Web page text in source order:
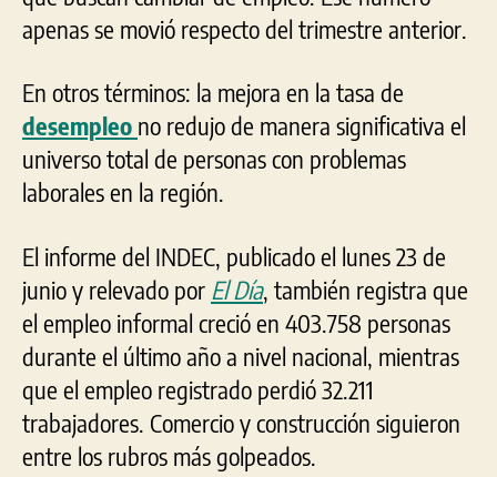
apenas se movió respecto del trimestre anterior.
En otros términos: la mejora en la tasa de
desempleo no redujo de manera significativa el
universo total de personas con problemas
laborales en la región.
El informe del INDEC, publicado el lunes 23 de
junio y relevado por El Día, también registra que
el empleo informal creció en 403.758 personas
durante el último año a nivel nacional, mientras
que el empleo registrado perdió 32.211
trabajadores. Comercio y construcción siguieron
entre los rubros más golpeados.